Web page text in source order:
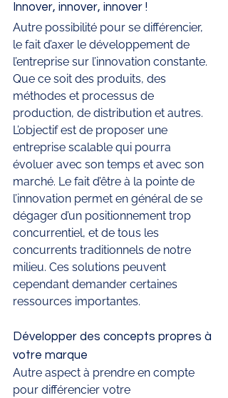
Innover, innover, innover !
Autre possibilité pour se différencier,
le fait d’axer le développement de
l’entreprise sur l’innovation constante.
Que ce soit des produits, des
méthodes et processus de
production, de distribution et autres.
L’objectif est de proposer une
entreprise scalable qui pourra
évoluer avec son temps et avec son
marché. Le fait d’être à la pointe de
l’innovation permet en général de se
dégager d’un positionnement trop
concurrentiel, et de tous les
concurrents traditionnels de notre
milieu. Ces solutions peuvent
cependant demander certaines
ressources importantes.
Développer des concepts propres à
votre marque
Autre aspect à prendre en compte
pour différencier votre